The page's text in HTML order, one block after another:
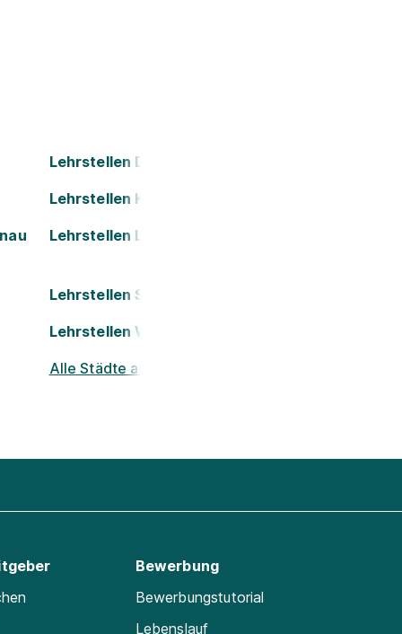
Lehrstellen Dornbirn
Lehrstellen Kapfenberg
Lehrstellen Leoben
Lehrstellen St. Pölten
Lehrstellen Wels
Alle Städte ansehen
Bewerbung
Bewerbungstutorial
Lebenslauf